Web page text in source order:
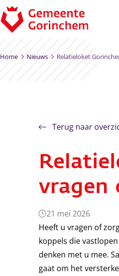
Ga naar de inhoud
Home Nieuws Relatieloket
Terug naar
vragen
21 mei 2026
Heeft u vragen of
koppels die
denken met u mee.
gaat om het